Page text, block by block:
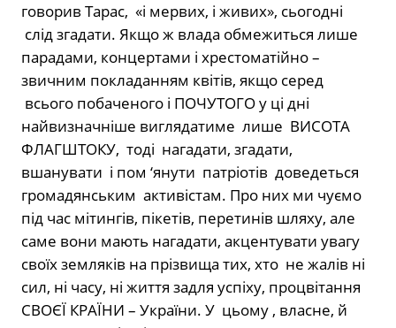
говорив Тарас, «і мервих, і живих», сьогодні
слід згадати. Якщо ж влада обмежиться лише
парадами, концертами і хрестоматійно –
звичним покладанням квітів, якщо серед
всього побаченого і ПОЧУТОГО у ці дні
найвизначніше виглядатиме лише ВИСОТА
ФЛАГШТОКУ, тоді нагадати, згадати,
вшанувати і пом ‘янути патріотів доведеться
громадянським активістам. Про них ми чуємо
під час мітингів, пікетів, перетинів шляху, але
саме вони мають нагадати, акцентувати увагу
своїх земляків на прізвища тих, хто не жалів ні
сил, ні часу, ні життя задля успіху, процвітання
СВОЄЇ КРАЇНИ – України. У цьому , власне, й